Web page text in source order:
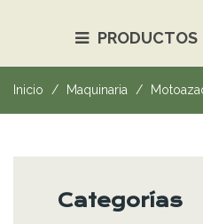
PRODUCTOS
Inicio Maquinaria
Categorías